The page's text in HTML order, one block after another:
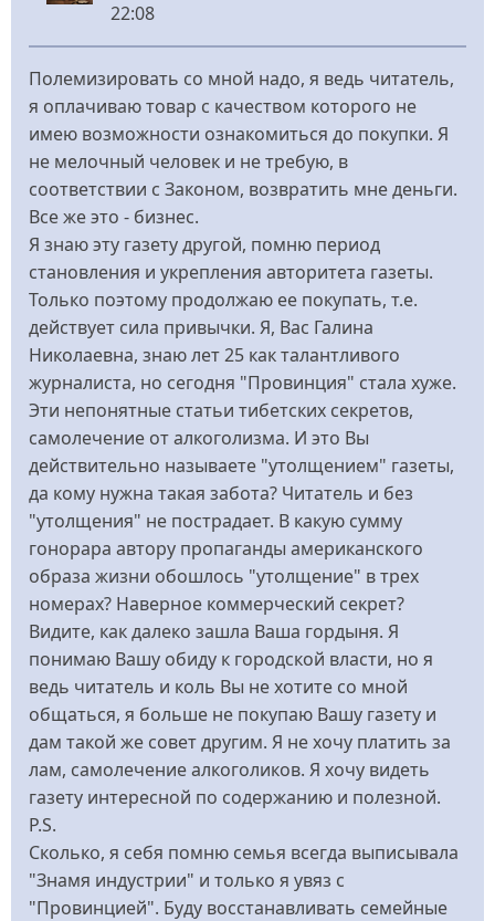
22:08
Полемизировать со мной надо, я ведь читатель,
я оплачиваю товар с качеством которого не
имею возможности ознакомиться до покупки. Я
не мелочный человек и не требую, в
соответствии с Законом, возвратить мне деньги.
Все же это - бизнес.
Я знаю эту газету другой, помню период
становления и укрепления авторитета газеты.
Только поэтому продолжаю ее покупать, т.е.
действует сила привычки. Я, Вас Галина
Николаевна, знаю лет 25 как талантливого
журналиста, но сегодня "Провинция" стала хуже.
Эти непонятные статьи тибетских секретов,
самолечение от алкоголизма. И это Вы
действительно называете "утолщением" газеты,
да кому нужна такая забота? Читатель и без
"утолщения" не пострадает. В какую сумму
гонорара автору пропаганды американского
образа жизни обошлось "утолщение" в трех
номерах? Наверное коммерческий секрет?
Видите, как далеко зашла Ваша гордыня. Я
понимаю Вашу обиду к городской власти, но я
ведь читатель и коль Вы не хотите со мной
общаться, я больше не покупаю Вашу газету и
дам такой же совет другим. Я не хочу платить за
лам, самолечение алкоголиков. Я хочу видеть
газету интересной по содержанию и полезной.
P.S.
Сколько, я себя помню семья всегда выписывала
"Знамя индустрии" и только я увяз с
"Провинцией". Буду восстанавливать семейные